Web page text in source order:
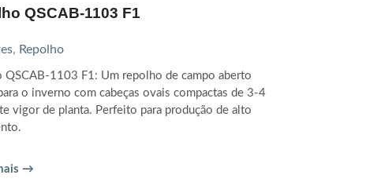
QSCAB-1103 F1
, Repolho
QSCAB-1103 F1: Um repolho de campo aberto
o inverno com cabeças ovais compactas de 3-4
vigor de planta. Perfeito para produção de alto
→